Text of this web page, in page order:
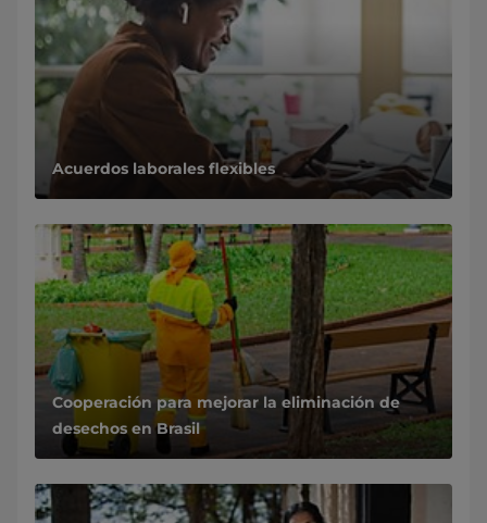
​​​​​​​​​Acuerdos laborales flexibles
Cooperación para mejorar la eliminación de
desechos en Brasil